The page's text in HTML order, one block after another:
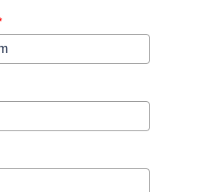
met tools voor planning,
Deze tools helpen
werk effectief en kwalitatief
modern bedrijf
moeten